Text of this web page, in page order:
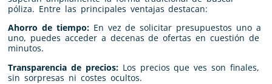
póliza. Entre las principales ventajas destacan:
Ahorro de tiempo:En vez de solicitar presupuestos uno a
uno, puedes acceder a decenas de ofertas en cuestión de
minutos.
Transparencia de precios:Los precios que ves son finales,
sin sorpresas ni costes ocultos.